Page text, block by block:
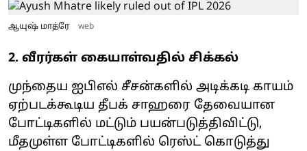
ஆயுஷ் மாத்ரே web
2. வீரர்கள் கையாள்வதில் சிக்கல்
முந்தைய ஐபிஎல் சீசன்களில் அடிக்கடி காயம்
ஏற்படக்கூடிய தீபக் சாஹரை தேவையான
போட்டிகளில் மட்டும் பயன்படுத்திவிட்டு,
மீதமுள்ள போட்டிகளில் ரெஸ்ட் கொடுத்து